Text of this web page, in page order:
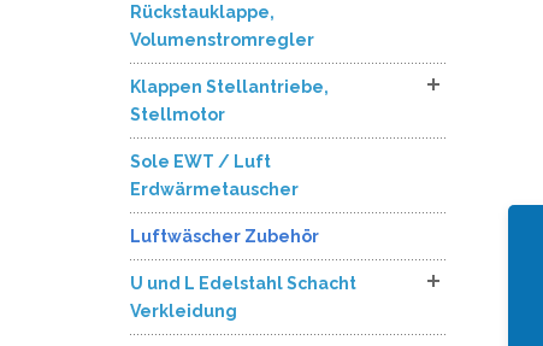
Rückstauklappe,
Volumenstromregler
Klappen Stellantriebe,
Stellmotor
Sole EWT / Luft
Erdwärmetauscher
Luftwäscher Zubehör
U und L Edelstahl Schacht
Verkleidung